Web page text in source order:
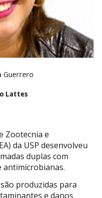
Guerrero
Lattes
Zootecnia e
da USP desenvolveu
duplas com
antimicrobianas.
produzidas para
e danos